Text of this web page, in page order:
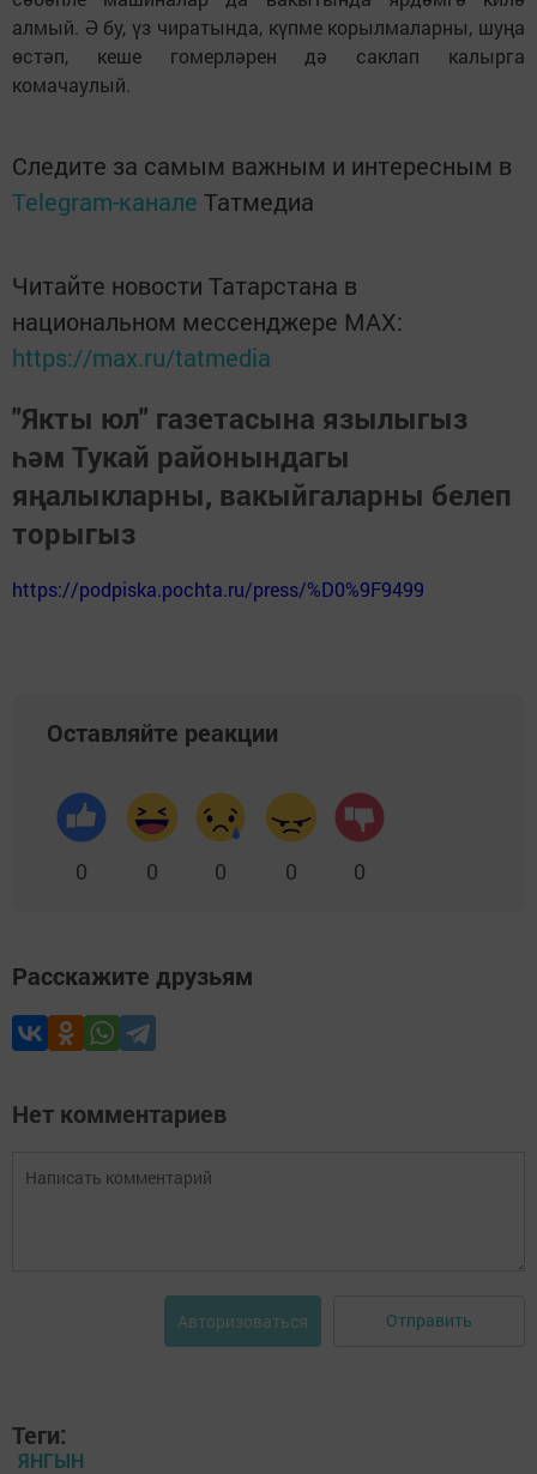
алмый. Ә бу, үз чиратында, күпме корылмаларны, шуңа
өстәп, кеше гомерләрен дә саклап калырга
комачаулый.
Следите за самым важным и интересным в
Telegram-канале Татмедиа
Читайте новости Татарстана в
национальном мессенджере MАХ:
https://max.ru/tatmedia
"Якты юл" газетасына язылыгыз
һәм Тукай районындагы
яңалыкларны, вакыйгаларны белеп
торыгыз
https://podpiska.pochta.ru/press/%D0%9F9499
Оставляйте реакции
0 0 0 0 0
Расскажите друзьям
Нет комментариев
Авторизоваться Отправить
Теги:
ЯНГЫН